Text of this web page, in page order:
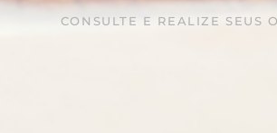
CONSULTE E REALIZE SEUS